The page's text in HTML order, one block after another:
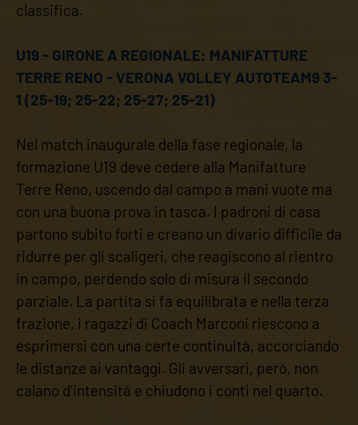
classifica.
U19 - GIRONE A REGIONALE: MANIFATTURE
TERRE RENO - VERONA VOLLEY AUTOTEAM9 3-
1 (25-19; 25-22; 25-27; 25-21)
Nel match inaugurale della fase regionale, la
formazione U19 deve cedere alla Manifatture
Terre Reno, uscendo dal campo a mani vuote ma
con una buona prova in tasca. I padroni di casa
partono subito forti e creano un divario difficile da
ridurre per gli scaligeri, che reagiscono al rientro
in campo, perdendo solo di misura il secondo
parziale. La partita si fa equilibrata e nella terza
frazione, i ragazzi di Coach Marconi riescono a
esprimersi con una certe continuità, accorciando
le distanze ai vantaggi. Gli avversari, però, non
calano d'intensità e chiudono i conti nel quarto.